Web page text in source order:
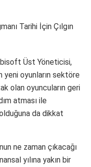
Üst Yöneticisi,
yeni oyunların sektöre
olan oyuncuların geri
atması ile
da dikkat
ne zaman çıkacağı
yılına yakın bir